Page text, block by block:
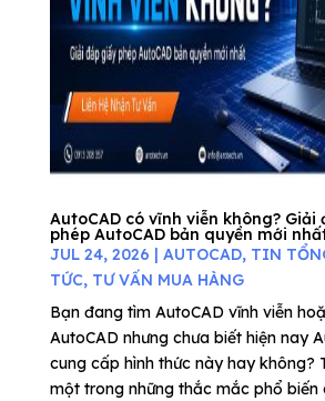
AutoCAD có vĩnh viễn không? Giải
phép AutoCAD bản quyền mới
JUL 24, 2026 | AUTOCAD, TIN
TỨC, TƯ VẤN MUA HÀNG
Bạn đang tìm AutoCAD vĩnh viễn
AutoCAD nhưng chưa biết hiện nay
cung cấp hình thức này hay không?
một trong những thắc mắc phổ biến